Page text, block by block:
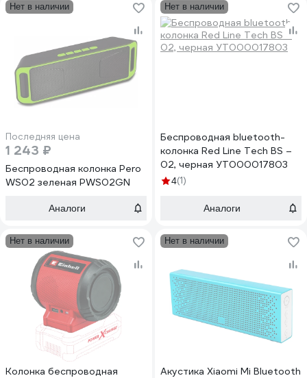
Нет в наличии
Последняя цена
1 243 ₽
Беспроводная колонка Pero
WS02 зеленая PWS02GN
Аналоги
Нет в наличии
Беспроводная bluetooth-
колонка Red Line Tech BS –
02, черная УТ000017803
4(1)
Аналоги
Нет в наличии
Колонка беспроводная
Нет в наличии
Акустика Xiaomi Mi Bluetooth